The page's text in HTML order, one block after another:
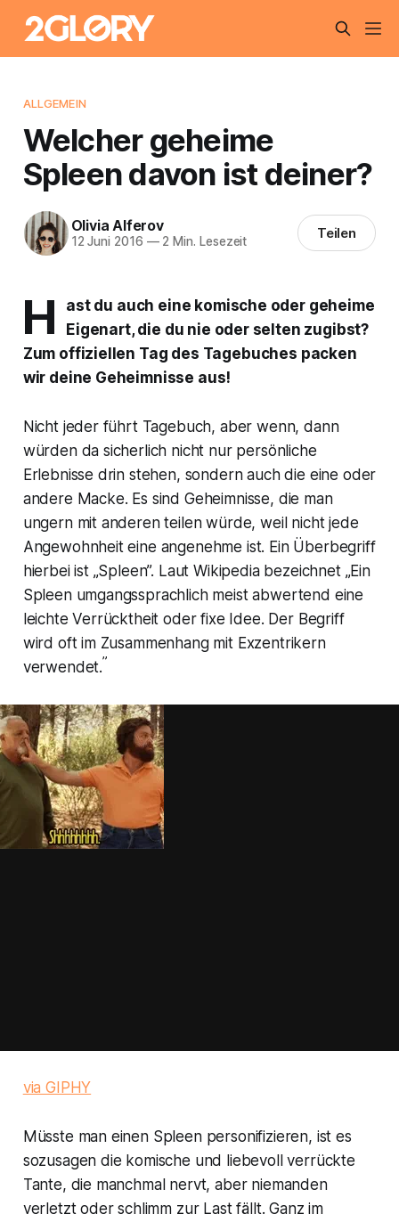
ALLGEMEIN
Welcher geheime
Spleen davon ist deiner?
Olivia Alferov
12 Juni 2016 —2 Min. Lesezeit Teilen
H
ast du auch eine komische oder geheime
Eigenart, die du nie oder selten zugibst?
Zum offiziellen Tag des Tagebuches packen
wir deine Geheimnisse aus!
Nicht jeder führt Tagebuch, aber wenn, dann
würden da sicherlich nicht nur persönliche
Erlebnisse drin stehen, sondern auch die eine oder
andere Macke. Es sind Geheimnisse, die man
ungern mit anderen teilen würde, weil nicht jede
Angewohnheit eine angenehme ist. Ein Überbegriff
hierbei ist „Spleen”. Laut Wikipedia bezeichnet „Ein
Spleen umgangssprachlich meist abwertend eine
leichte Verrücktheit oder fixe Idee. Der Begriff
wird oft im Zusammenhang mit Exzentrikern
verwendet.”
via GIPHY
Müsste man einen Spleen personifizieren, ist es
sozusagen die komische und liebevoll verrückte
Tante, die manchmal nervt, aber niemanden
verletzt oder schlimm zur Last fällt. Ganz im